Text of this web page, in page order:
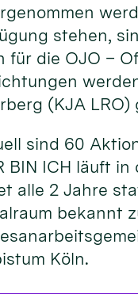
stehen,
für die OJO –
(KJA LRO)
sind 60
BIN ICH läuft
alle 2 Jahre
bekannt
Köln.